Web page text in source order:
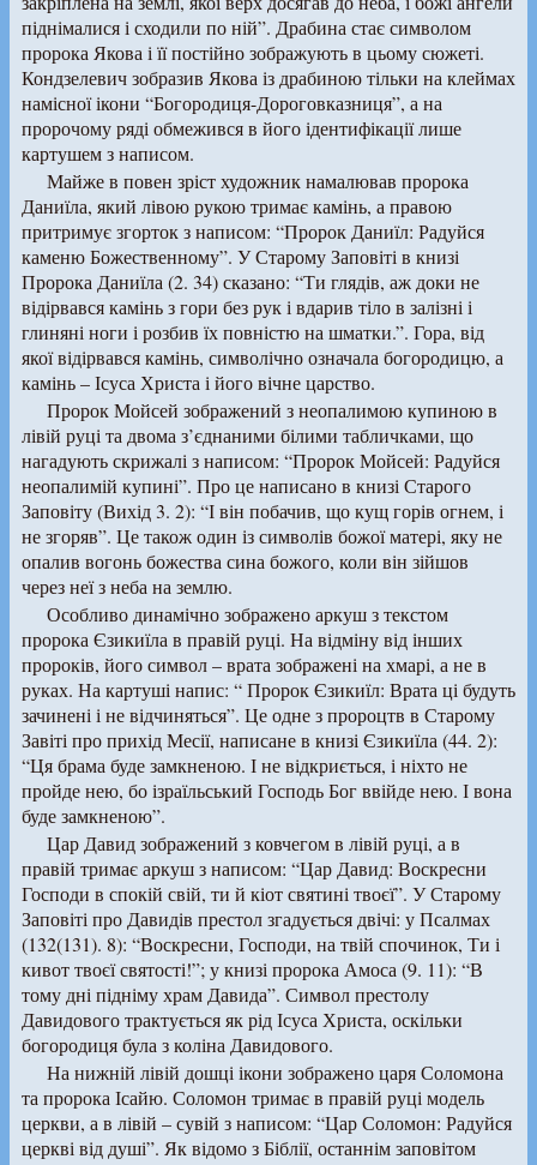
піднімалися і сходили по ній”. Драбина стає символом
пророка Якова і її постійно зображують в цьому сюжеті.
Кондзелевич зобразив Якова із драбиною тільки на клеймах
намісної ікони “Богородиця-Дороговказниця”, а на
пророчому ряді обмежився в його ідентифікації лише
картушем з написом.
Майже в повен зріст художник намалював пророка
Даниїла, який лівою рукою тримає камінь, а правою
притримує згорток з написом: “Пророк Даниїл: Радуйся
каменю Божественному”. У Старому Заповіті в книзі
Пророка Даниїла (2. 34) сказано: “Ти глядів, аж доки не
відірвався камінь з гори без рук і вдарив тіло в залізні і
глиняні ноги і розбив їх повністю на шматки.”. Гора, від
якої відірвався камінь, символічно означала богородицю, а
камінь – Ісуса Христа і його вічне царство.
Пророк Мойсей зображений з неопалимою купиною в
лівій руці та двома з’єднаними білими табличками, що
нагадують скрижалі з написом: “Пророк Мойсей: Радуйся
неопалимій купині”. Про це написано в книзі Старого
Заповіту (Вихід 3. 2): “І він побачив, що кущ горів огнем, і
не згоряв”. Це також один із символів божої матері, яку не
опалив вогонь божества сина божого, коли він зійшов
через неї з неба на землю.
Особливо динамічно зображено аркуш з текстом
пророка Єзикиїла в правій руці. На відміну від інших
пророків, його символ – врата зображені на хмарі, а не в
руках. На картуші напис: “ Пророк Єзикиїл: Врата ці будуть
зачинені і не відчиняться”. Це одне з пророцтв в Старому
Завіті про прихід Месії, написане в книзі Єзикиїла (44. 2):
“Ця брама буде замкненою. І не відкриється, і ніхто не
пройде нею, бо ізраїльський Господь Бог ввійде нею. І вона
буде замкненою”.
Цар Давид зображений з ковчегом в лівій руці, а в
правій тримає аркуш з написом: “Цар Давид: Воскресни
Господи в спокій свій, ти й кіот святині твоєї”. У Старому
Заповіті про Давидів престол згадується двічі: у Псалмах
(132(131). 8): “Воскресни, Господи, на твій спочинок, Ти і
кивот твоєї святості!”; у книзі пророка Амоса (9. 11): “В
тому дні підніму храм Давида”. Символ престолу
Давидового трактується як рід Ісуса Христа, оскільки
богородиця була з коліна Давидового.
На нижній лівій дошці ікони зображено царя Соломона
та пророка Ісайю. Соломон тримає в правій руці модель
церкви, а в лівій – сувій з написом: “Цар Соломон: Радуйся
церкві від душі”. Як відомо з Біблії, останнім заповітом